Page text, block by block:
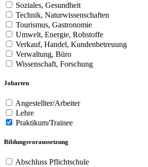
Soziales, Gesundheit
Technik, Naturwissenschaften
Tourismus, Gastronomie
Umwelt, Energie, Rohstoffe
Verkauf, Handel, Kundenbetreuung
Verwaltung, Büro
Wissenschaft, Forschung
Jobarten
Angestellter/Arbeiter
Lehre
Praktikum/Trainee
Bildungsvoraussetzung
Abschluss Pflichtschule